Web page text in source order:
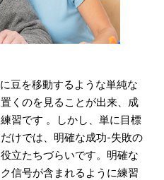
豆を移動するような単純な
くのを見ることが出来、成
習です 。しかし、単に目標
けでは、明確な成功-失敗の
立たちづらいです。明確な
信号が含まれるように練習